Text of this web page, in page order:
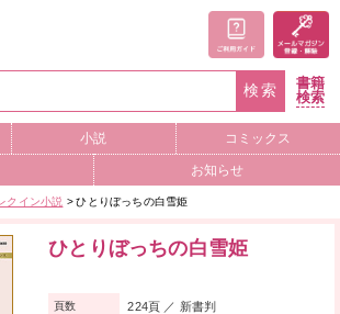
検索
書籍
検索
小説 コミックス
お知らせ
クイン小説 ひとりぼっちの白雪姫
ひとりぼっちの白雪姫
頁数 224頁 ／ 新書判